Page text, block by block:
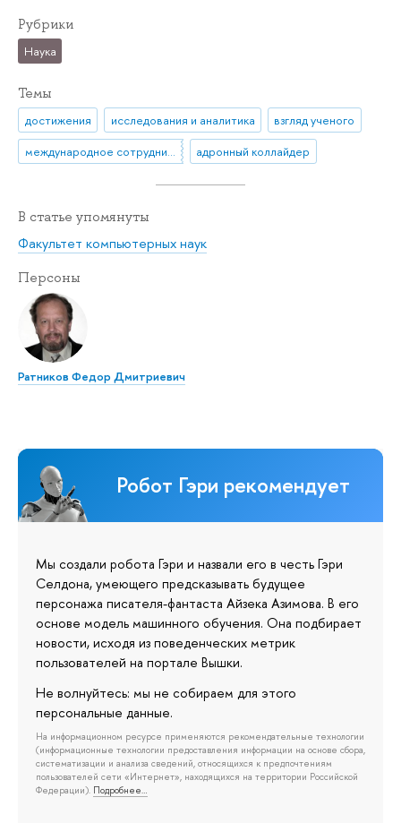
Рубрики
Наука
Темы
достижения исследования и аналитика
взгляд ученого
международное сотрудничество
адронный коллайдер
В статье упомянуты
Факультет компьютерных наук
Персоны
Ратников Федор Дмитриевич
Робот Гэри рекомендует
Мы создали робота Гэри и назвали его в честь Гэри
Селдона, умеющего предсказывать будущее
персонажа писателя-фантаста Айзека Азимова. В его
основе модель машинного обучения. Она подбирает
новости, исходя из поведенческих метрик
пользователей на портале Вышки.
Не волнуйтесь: мы не собираем для этого
персональные данные.
На информационном ресурсе применяются рекомендательные технологии
(информационные технологии предоставления информации на основе сбора,
систематизации и анализа сведений, относящихся к предпочтениям
пользователей сети «Интернет», находящихся на территории Российской
Федерации). Подробнее…